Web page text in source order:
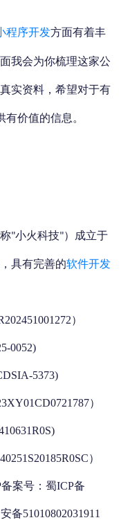
程序开发方面有着丰
我会为你梳理这家公
实资料， 希望对于有
有价值的信息。
"小火科技"）成立于
具有完善的软件开发
）
0052)
5373)
）
）
案号：蜀ICP备
备51010802031911